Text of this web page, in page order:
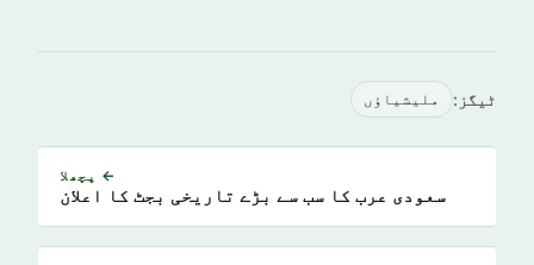
ٹیگز: ملیشیاؤں
← پچھلا
سعودی عرب کا سب سے بڑے تاریخی بجٹ کا اعلان